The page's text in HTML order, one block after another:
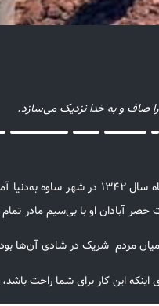
صاف و به خدا نزدیک می‌سازد.
میان مردم شریک در شادی آن‌ها
این کار برای شما راحت